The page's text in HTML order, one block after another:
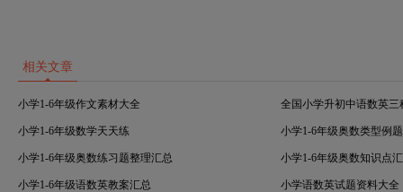
相关文章
小学1-6年级作文素材大全 全国小学升初中语数英三
小学1-6年级数学天天练 小学1-6年级奥数类型例
小学1-6年级奥数练习题整理汇总 小学1-6年级奥数知识点
小学1-6年级语数英教案汇总 小学语数英试题资料大全